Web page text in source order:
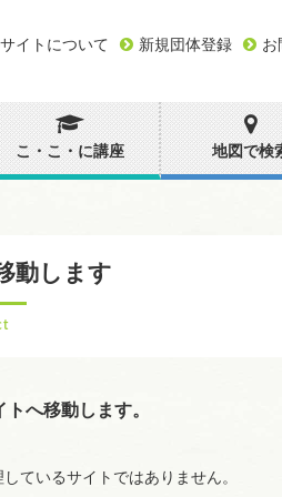
イトについて 新規団体登録
お
こ・こ・に講座 地図で検
動します
へ移動します。
ているサイトではありません。